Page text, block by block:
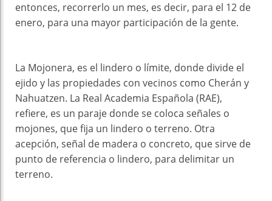
entonces, recorrerlo un mes, es decir, para el 12 de
enero, para una mayor participación de la gente.
La Mojonera, es el lindero o límite, donde divide el
ejido y las propiedades con vecinos como Cherán y
Nahuatzen. La Real Academia Española (RAE),
refiere, es un paraje donde se coloca señales o
mojones, que fija un lindero o terreno. Otra
acepción, señal de madera o concreto, que sirve de
punto de referencia o lindero, para delimitar un
terreno.